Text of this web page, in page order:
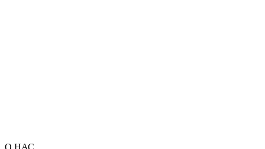
О НАС